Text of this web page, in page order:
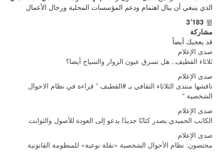
الذي ينبغي أن ينال اهتمام ودعم المؤسسات المحلية ورجال الأعمال
3٬183
مشاركة
قد يعجبك أيضاً
صدى الإعلام
ثلاثاء القطيف.. هل تسرق عيون الزوار والسياح أيضا؟
صدى الإعلام
ناقشها منتدى الثلاثاء الثقافي بـ #القطيف ” قراءة في نظام الاحوال
الشخصية “
صدى الإعلام
الكاتب الحميدي يصدر كتابًا جديدًا يدعو إلى العودة للأصول والثوابت
صدى الإعلام
مختصون: نظام الأحوال الشخصية «نقلة نوعية» للمنظومة القانونية